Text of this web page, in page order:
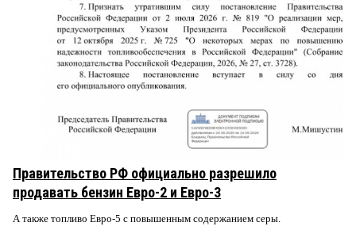
Правительство РФ официально разрешило
продавать бензин Евро-2 и Евро-3
А также топливо Евро-5 с повышенным содержанием серы.